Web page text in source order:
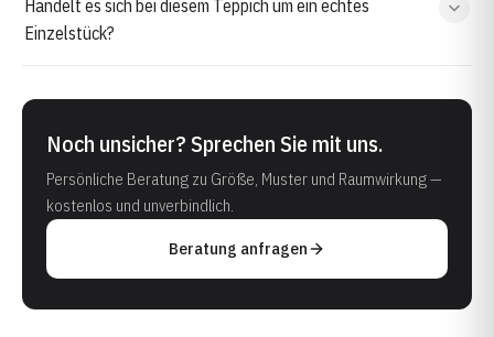
Handelt es sich bei diesem Teppich um ein echtes
Einzelstück?
Noch unsicher? Sprechen Sie mit uns.
Persönliche Beratung zu Größe, Muster und Raumwirkung —
kostenlos und unverbindlich.
Beratung anfragen